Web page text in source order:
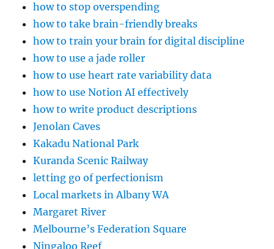
how to stop overspending
how to take brain-friendly breaks
how to train your brain for digital discipline
how to use a jade roller
how to use heart rate variability data
how to use Notion AI effectively
how to write product descriptions
Jenolan Caves
Kakadu National Park
Kuranda Scenic Railway
letting go of perfectionism
Local markets in Albany WA
Margaret River
Melbourne’s Federation Square
Ningaloo Reef